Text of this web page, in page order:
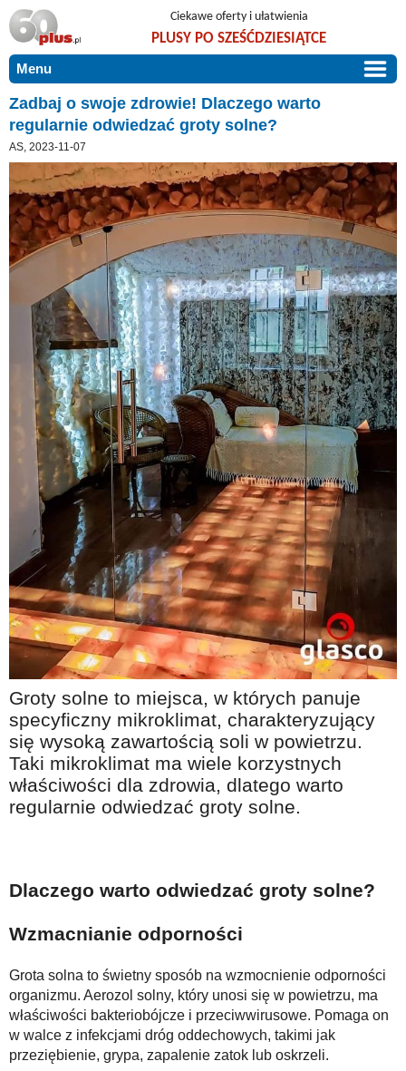
Ciekawe oferty i ułatwienia
PLUSY PO SZEŚĆDZIESIĄTCE
Menu
START
PROMOCJE
ARTYKUŁY
Szczególnie polecamy
Użyteczne porady
Szlachetne zdrowie
Mieszkaj wygodnie i bez barier
Warto wiedzieć!
Podróże i wypoczynek
Taniej, okazyjnie, specjalnie dla 60plus
Na wesoło
Hobby i pasje
Żyj aktywnie
60plus - najcenniejsi klienci
Dobra opieka
Warto naśladować
Coś dla ducha
Smacznie i zdrowo
O finansach i społeczeństwie - edukacja nie tylko dla 60plus
Ciekawe książki
Stop samotności
Z internetem za pan brat
Bezpiecznie i w zgodzie z prawem
DLA BLISKICH
ZGŁOŚ OFERTĘ
O NAS
KONTAKT
Zadbaj o swoje zdrowie! Dlaczego warto
regularnie odwiedzać groty solne?
AS, 2023-11-07
Groty solne to miejsca, w których panuje
specyficzny mikroklimat, charakteryzujący
się wysoką zawartością soli w powietrzu.
Taki mikroklimat ma wiele korzystnych
właściwości dla zdrowia, dlatego warto
regularnie odwiedzać groty solne.
Dlaczego warto odwiedzać groty solne?
Wzmacnianie odporności
Grota solna to świetny sposób na wzmocnienie odporności
organizmu. Aerozol solny, który unosi się w powietrzu, ma
właściwości bakteriobójcze i przeciwwirusowe. Pomaga on
w walce z infekcjami dróg oddechowych, takimi jak
przeziębienie, grypa, zapalenie zatok lub oskrzeli.